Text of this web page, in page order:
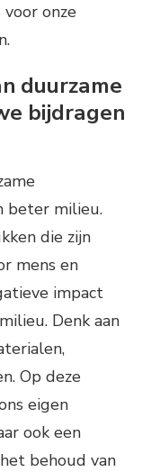
onze
duurzame
bijdragen
beter milieu.
die zijn
mens en
impact
Denk aan
Op deze
eigen
ook een
behoud van